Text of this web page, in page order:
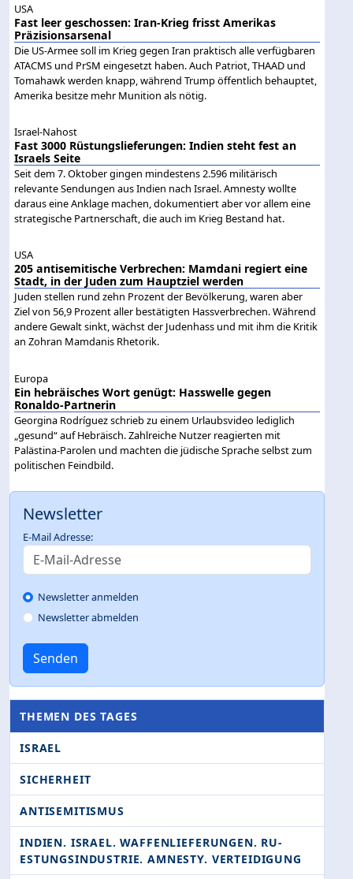
USA
Fast leer geschossen: Iran-Krieg frisst Amerikas
Präzisionsarsenal
Die US-Armee soll im Krieg gegen Iran praktisch alle verfügbaren
ATACMS und PrSM eingesetzt haben. Auch Patriot, THAAD und
Tomahawk werden knapp, während Trump öffentlich behauptet,
Amerika besitze mehr Munition als nötig.
Israel-Nahost
Fast 3000 Rüstungslieferungen: Indien steht fest an
Israels Seite
Seit dem 7. Oktober gingen mindestens 2.596 militärisch
relevante Sendungen aus Indien nach Israel. Amnesty wollte
daraus eine Anklage machen, dokumentiert aber vor allem eine
strategische Partnerschaft, die auch im Krieg Bestand hat.
USA
205 antisemitische Verbrechen: Mamdani regiert eine
Stadt, in der Juden zum Hauptziel werden
Juden stellen rund zehn Prozent der Bevölkerung, waren aber
Ziel von 56,9 Prozent aller bestätigten Hassverbrechen. Während
andere Gewalt sinkt, wächst der Judenhass und mit ihm die Kritik
an Zohran Mamdanis Rhetorik.
Europa
Ein hebräisches Wort genügt: Hasswelle gegen
Ronaldo-Partnerin
Georgina Rodríguez schrieb zu einem Urlaubsvideo lediglich
„gesund“ auf Hebräisch. Zahlreiche Nutzer reagierten mit
Palästina-Parolen und machten die jüdische Sprache selbst zum
politischen Feindbild.
Newsletter
E-Mail Adresse:
Newsletter anmelden
Newsletter abmelden
Senden
THEMEN DES TAGES
ISRAEL
SICHERHEIT
ANTISEMITISMUS
INDIEN. ISRAEL. WAFFENLIEFERUNGEN. RU­
ESTUNGSINDUSTRIE. AMNESTY. VERTEIDIGUNG